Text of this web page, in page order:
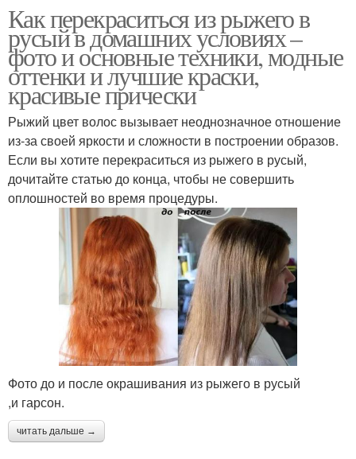
Как перекраситься из рыжего в
русый в домашних условиях –
фото и основные техники, модные
оттенки и лучшие краски,
красивые прически
Рыжий цвет волос вызывает неоднозначное отношение
из-за своей яркости и сложности в построении образов.
Если вы хотите перекраситься из рыжего в русый,
дочитайте статью до конца, чтобы не совершить
оплошностей во время процедуры.
Фото до и после окрашивания из рыжего в русый
,и гарсон.
читать дальше →